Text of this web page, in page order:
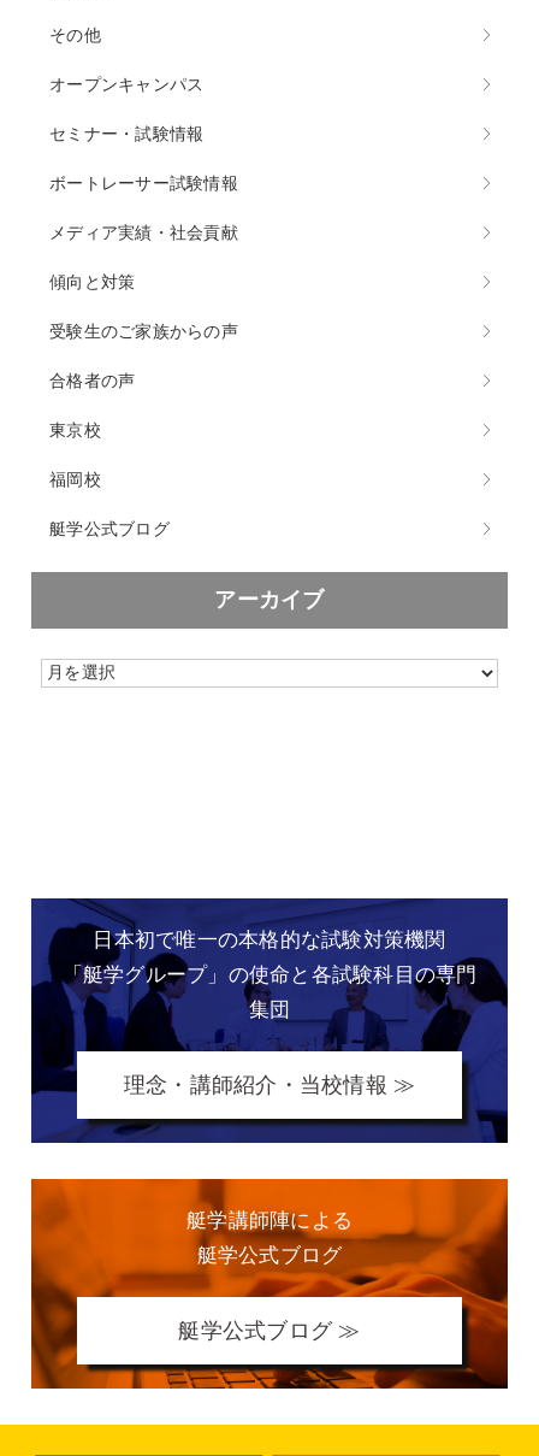
その他
オープンキャンパス
セミナー・試験情報
ボートレーサー試験情報
メディア実績・社会貢献
傾向と対策
受験生のご家族からの声
合格者の声
東京校
福岡校
艇学公式ブログ
アーカイブ
日本初で唯一の本格的な試験対策機関
「艇学グループ」の使命と各試験科目の専門
集団
理念・講師紹介・当校情報 ≫
艇学講師陣による
艇学公式ブログ
艇学公式ブログ ≫